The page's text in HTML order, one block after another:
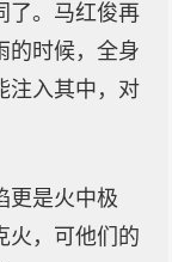
了。马红俊再
的时候，全身
注入其中，对
更是火中极
火，可他们的